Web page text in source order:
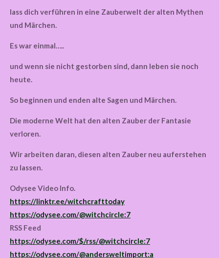
lass dich verführen in eine Zauberwelt der alten Mythen
und Märchen.
Es war einmal…..
und wenn sie nicht gestorben sind, dann leben sie noch
heute.
So beginnen und enden alte Sagen und Märchen.
Die moderne Welt hat den alten Zauber der Fantasie
verloren.
Wir arbeiten daran, diesen alten Zauber neu auferstehen
zu lassen.
Odysee Video Info.
https://linktr.ee/witchcrafttoday
https://odysee.com/@witchcircle:7
RSS Feed
https://odysee.com/$/rss/@witchcircle:7
https://odysee.com/@andersweltimport:a